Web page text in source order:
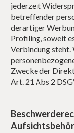
jederzeit
betreffender
derartiger
Profiling, soweit
Verbindung steht.
Zwecke der
Art. 21 Abs 2